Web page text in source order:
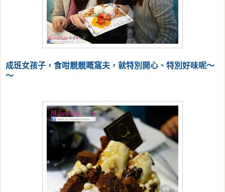
成班女孩子，食咁靚靚嘅窩夫，就特別開心、特別好味呢～
～